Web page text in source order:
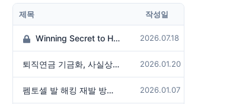
제목 작성일
Winning Secret to Hit the Jackpot! 2026.07.18
퇴직연금 기금화, 사실상 국가가 관리하겠다는 것인가? 2026.01.20
펨토셀 발 해킹 재발 방지 위해서는 2026.01.07